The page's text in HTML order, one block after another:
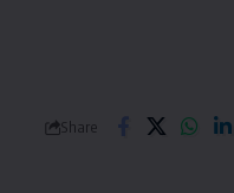
Share